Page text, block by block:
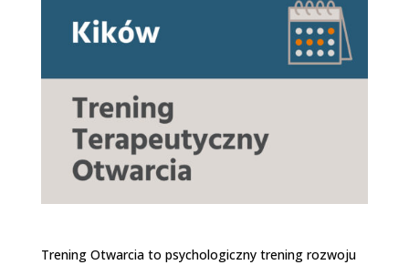
Trening Otwarcia to psychologiczny trening rozwoju